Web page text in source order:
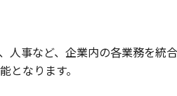
人事など、企業内の各業務を統
なります。